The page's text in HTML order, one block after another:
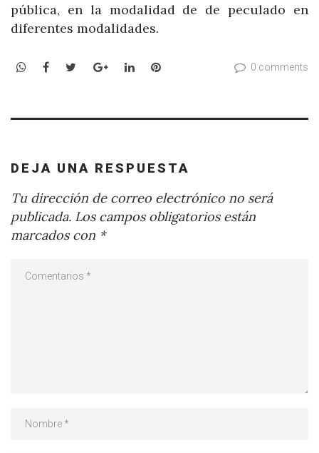
pública, en la modalidad de de peculado en
diferentes modalidades.
WhatsApp
Facebook
TwitterGoogle+LinkedInPinterest 0 comments
DEJA UNA RESPUESTA
Tu dirección de correo electrónico no será
publicada. Los campos obligatorios están
marcados con *